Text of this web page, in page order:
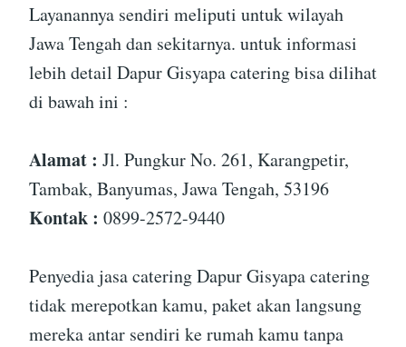
Layanannya sendiri meliputi untuk wilayah
Jawa Tengah dan sekitarnya. untuk informasi
lebih detail Dapur Gisyapa catering bisa dilihat
di bawah ini :
Alamat : Jl. Pungkur No. 261, Karangpetir,
Tambak, Banyumas, Jawa Tengah, 53196
Kontak : 0899-2572-9440
Penyedia jasa catering Dapur Gisyapa catering
tidak merepotkan kamu, paket akan langsung
mereka antar sendiri ke rumah kamu tanpa